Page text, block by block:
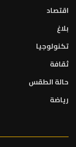
اقتصاد
بلاغ
تكنولوجيا
ثقافة
حالة الطقس
رياضة